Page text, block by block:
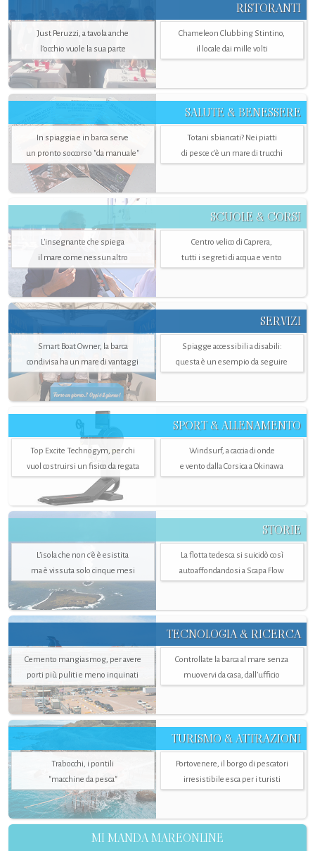
RISTORANTI
Just Peruzzi, a tavola anche
l’occhio vuole la sua parte
Chameleon Clubbing Stintino,
il locale dai mille volti
SALUTE & BENESSERE
In spiaggia e in barca serve
un pronto soccorso "da manuale"
Totani sbiancati? Nei piatti
di pesce c'è un mare di trucchi
SCUOLE & CORSI
L'insegnante che spiega
il mare come nessun altro
Centro velico di Caprera,
tutti i segreti di acqua e vento
SERVIZI
Smart Boat Owner, la barca
condivisa ha un mare di vantaggi
Spiagge accessibili a disabili:
questa è un esempio da seguire
SPORT & ALLENAMENTO
Top Excite Technogym, per chi
vuol costruirsi un fisico da regata
Windsurf, a caccia di onde
e vento dalla Corsica a Okinawa
STORIE
L’isola che non c'è è esistita
ma è vissuta solo cinque mesi
La flotta tedesca si suicidò così
autoaffondandosi a Scapa Flow
TECNOLOGIA & RICERCA
Cemento mangiasmog, per avere
porti più puliti e meno inquinati
Controllate la barca al mare senza
muovervi da casa, dall’ufficio
TURISMO & ATTRAZIONI
Trabocchi, i pontili
"macchine da pesca"
Portovenere, il borgo di pescatori
irresistibile esca per i turisti
MI MANDA MAREONLINE